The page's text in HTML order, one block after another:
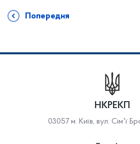
Попередня
НКРЕКП
03057 м. Київ, вул. Сімʼї